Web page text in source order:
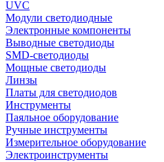
UVC
Модули светодиодные
Электронные компоненты
Выводные светодиоды
SMD-светодиоды
Мощные светодиоды
Линзы
Платы для светодиодов
Инструменты
Паяльное оборудование
Ручные инструменты
Измерительное оборудование
Электроинструменты